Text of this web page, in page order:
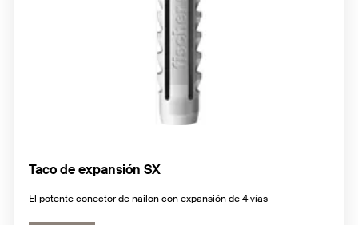
Taco de expansión SX
El potente conector de nailon con expansión de 4 vías